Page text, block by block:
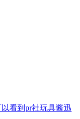
看到pr社玩具酱迅